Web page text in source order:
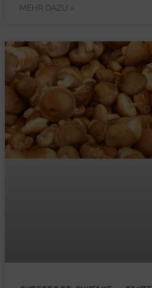
MEHR DAZU »